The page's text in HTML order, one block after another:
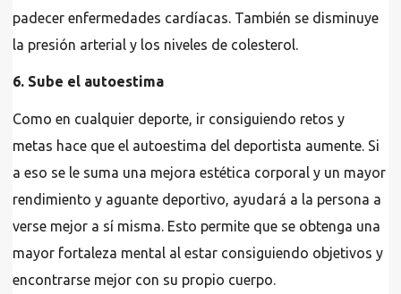
padecer enfermedades cardíacas. También se disminuye
la presión arterial y los niveles de colesterol.
6. Sube el autoestima
Como en cualquier deporte, ir consiguiendo retos y
metas hace que el autoestima del deportista aumente. Si
a eso se le suma una mejora estética corporal y un mayor
rendimiento y aguante deportivo, ayudará a la persona a
verse mejor a sí misma. Esto permite que se obtenga una
mayor fortaleza mental al estar consiguiendo objetivos y
encontrarse mejor con su propio cuerpo.